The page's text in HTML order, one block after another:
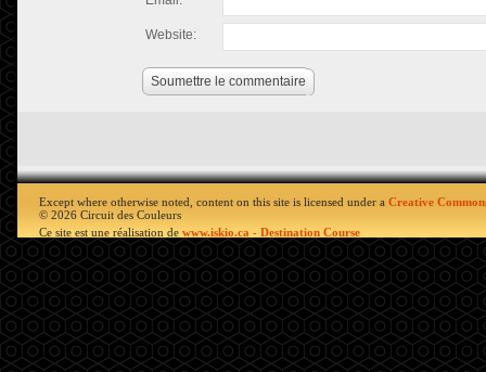
Website:
Soumettre le commentaire
Except where otherwise noted, content on this site is licensed under a Creative
© 2026 Circuit des Couleurs
Ce site est une réalisation de www.iskio.ca - Destination Course